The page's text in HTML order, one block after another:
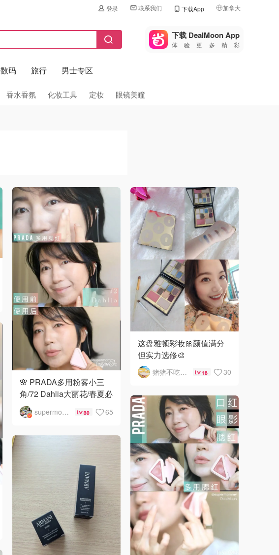
登录 联系我们 下载App 加拿大
🇺🇸
美国
🇨🇳中国
🇳🇿新西兰
下载 DealMoon App
体验更多精彩
数码 旅行 男士专区
香水香氛 化妆工具 定妆 眼镜美瞳
🌸 PRADA多用粉雾小三
角/72 Dahlia大丽花/春夏必
备的少女感腮红‼️
supermommy 30 65
这盘雅顿彩妆🎀颜值满分
但实力选修🎨
猪猪不吃猪猪 16 30